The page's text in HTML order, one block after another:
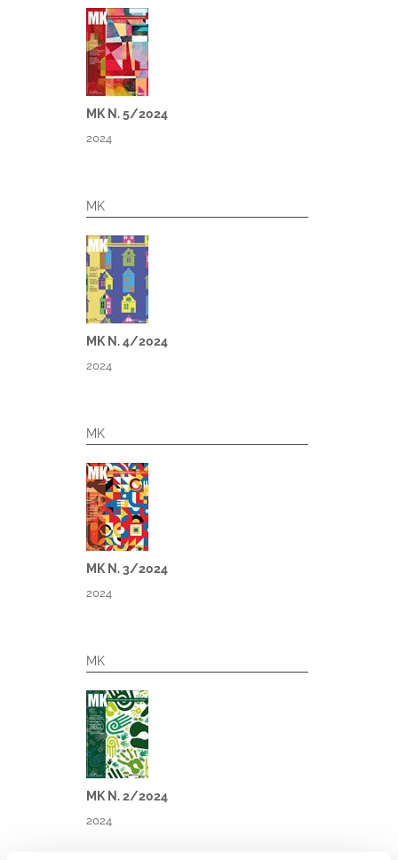
MK N. 5/2024
2024
MK
MK N. 4/2024
2024
MK
MK N. 3/2024
2024
MK
MK N. 2/2024
2024